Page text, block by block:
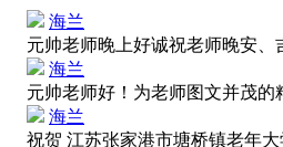
海兰
元帅老师晚上好诚祝老师晚安
海兰
元帅老师好！为老师图文并茂的
海兰
祝贺 江苏张家港市塘桥镇老年